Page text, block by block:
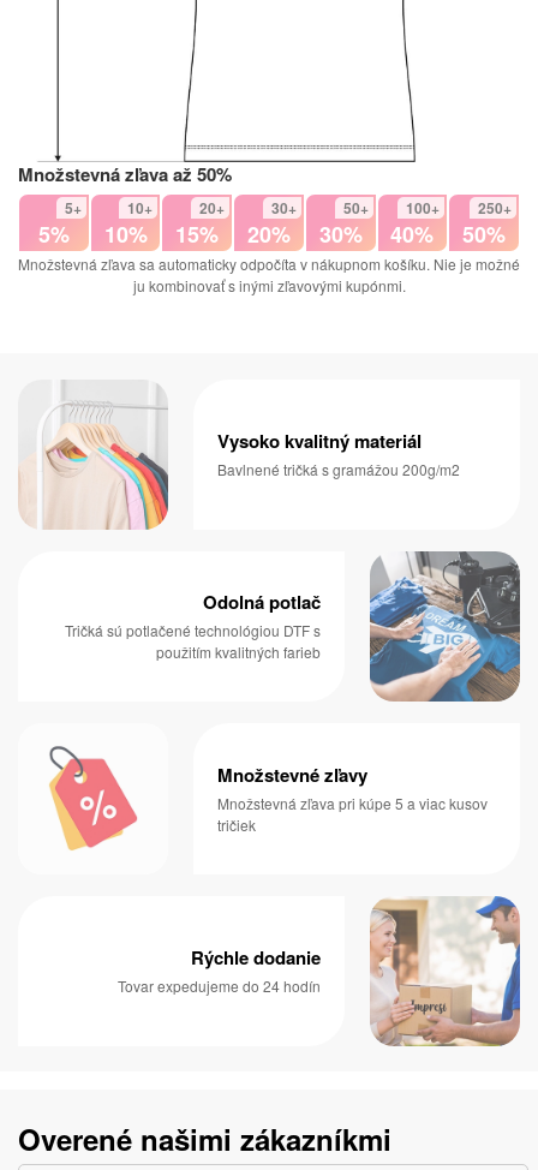
Množstevná zľava až 50%
5+
5%
10+
10%
20+
15%
30+
20%
50+
30%
100+
40%
250+
50%
Množstevná zľava sa automaticky odpočíta v nákupnom košíku. Nie je možné
ju kombinovať s inými zľavovými kupónmi.
Vysoko kvalitný materiál
Bavlnené tričká s gramážou 200g/m2
Odolná potlač
Tričká sú potlačené technológiou DTF s
použitím kvalitných farieb
Množstevné zľavy
Množstevná zľava pri kúpe 5 a viac kusov
tričiek
Rýchle dodanie
Tovar expedujeme do 24 hodín
Overené našimi zákazníkmi